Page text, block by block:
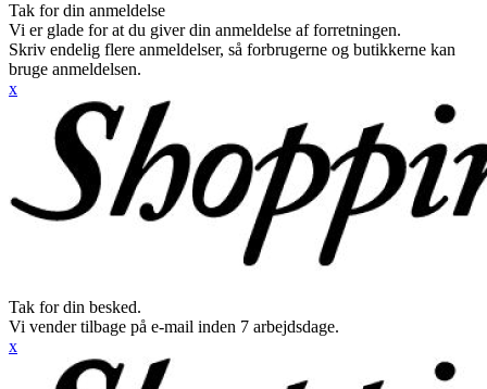
Tak for din anmeldelse
Vi er glade for at du giver din anmeldelse af forretningen.
Skriv endelig flere anmeldelser, så forbrugerne og butikkerne kan
bruge anmeldelsen.
x
Tak for din besked.
Vi vender tilbage på e-mail inden 7 arbejdsdage.
x